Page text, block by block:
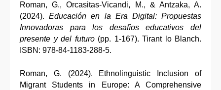
Roman, G., Orcasitas-Vicandi, M., & Antzaka, A.
(2024). Educación en la Era Digital: Propuestas
Innovadoras para los desafíos educativos del
presente y del futuro(pp. 1-167). Tirant lo Blanch.
ISBN: 978-84-1183-288-5.
Roman, G. (2024). Ethnolinguistic Inclusion of
Migrant Students in Europe: A Comprehensive